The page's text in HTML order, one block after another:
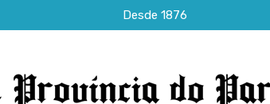
Desde 1876